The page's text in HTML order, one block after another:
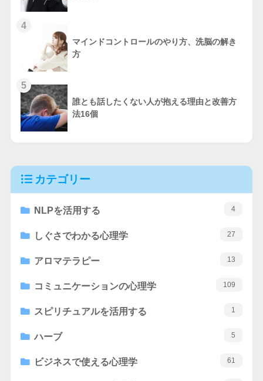
4
マインドコントロールのやり方、洗脳の解き
方
5
誰とも話したくない人が抱える理由と改善方
法16個
カテゴリー
NLPを活用する 4
しぐさでわかる心理学 27
アロマテラピー 13
コミュニケーションの心理学 109
スピリチュアルを活用する 1
ハーブ 5
ビジネスで使える心理学 61